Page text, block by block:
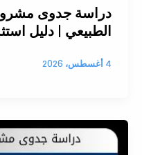
دراسة جدوى
الطبيعي | دليل
4 أغسطس، 2026